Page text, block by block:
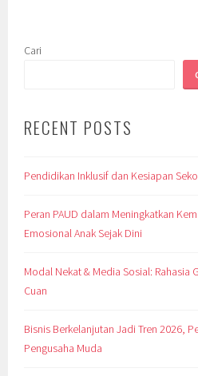
Cari
RECENT POSTS
Pendidikan Inklusif dan Kesiapan
Peran PAUD dalam Meningkatkan
Emosional Anak Sejak Dini
Modal Nekat & Media Sosial: Rahasia
Cuan
Bisnis Berkelanjutan Jadi Tren 2026,
Pengusaha Muda